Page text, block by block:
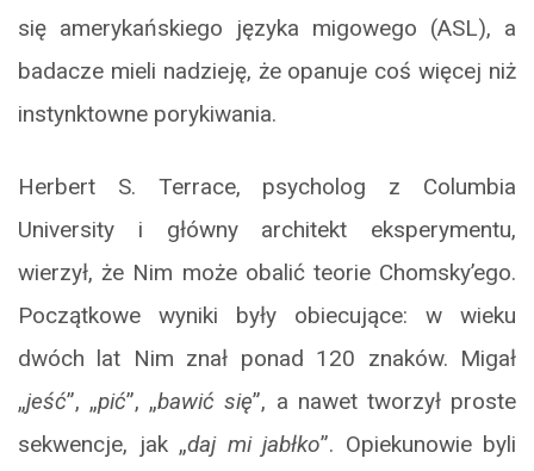
się amerykańskiego języka migowego (ASL), a
badacze mieli nadzieję, że opanuje coś więcej niż
instynktowne porykiwania.
Herbert S. Terrace, psycholog z Columbia
University i główny architekt eksperymentu,
wierzył, że Nim może obalić teorie Chomsky’ego.
Początkowe wyniki były obiecujące: w wieku
dwóch lat Nim znał ponad 120 znaków. Migał
„jeść”, „pić”, „bawić się”, a nawet tworzył proste
sekwencje, jak „daj mi jabłko”. Opiekunowie byli